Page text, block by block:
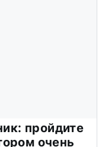
пройдите
очень